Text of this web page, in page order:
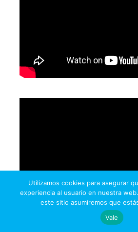
Utilizamos cookies para asegurar
experiencia al usuario en nuestra
este sitio asumiremos que
Vale